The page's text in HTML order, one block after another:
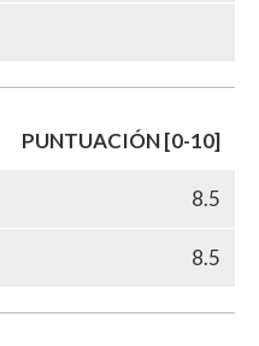
PUNTUACIÓN [0-10]
8.5
8.5